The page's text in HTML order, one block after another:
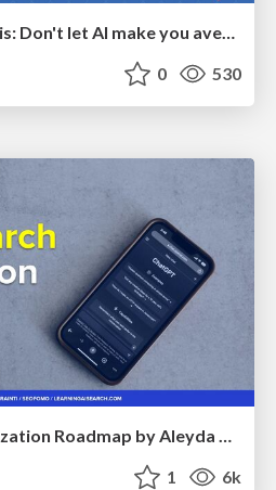
The SEO identity crisis: Don't let AI make you average
0 530
The AI Search Optimization Roadmap by Aleyda Solis
1 6k